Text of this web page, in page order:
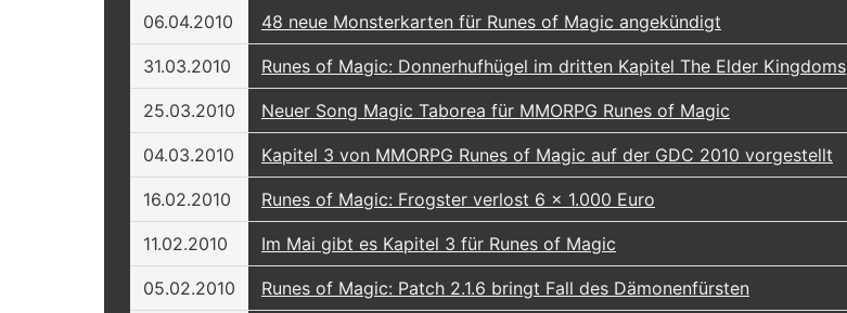
06.04.2010 48 neue Monsterkarten für Runes of Magic angekündigt
31.03.2010 Runes of Magic: Donnerhufhügel im dritten Kapitel The Elder Kingdoms
25.03.2010 Neuer Song Magic Taborea für MMORPG Runes of Magic
04.03.2010 Kapitel 3 von MMORPG Runes of Magic auf der GDC 2010 vorgestellt
16.02.2010 Runes of Magic: Frogster verlost 6 x 1.000 Euro
11.02.2010 Im Mai gibt es Kapitel 3 für Runes of Magic
05.02.2010 Runes of Magic: Patch 2.1.6 bringt Fall des Dämonenfürsten